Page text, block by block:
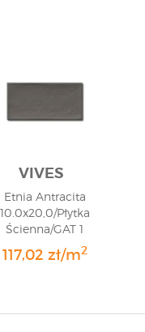
VIVES
Etnia Antracita
10.0x20,0/Płytka
Ścienna/GAT 1
117,02 zł/m2